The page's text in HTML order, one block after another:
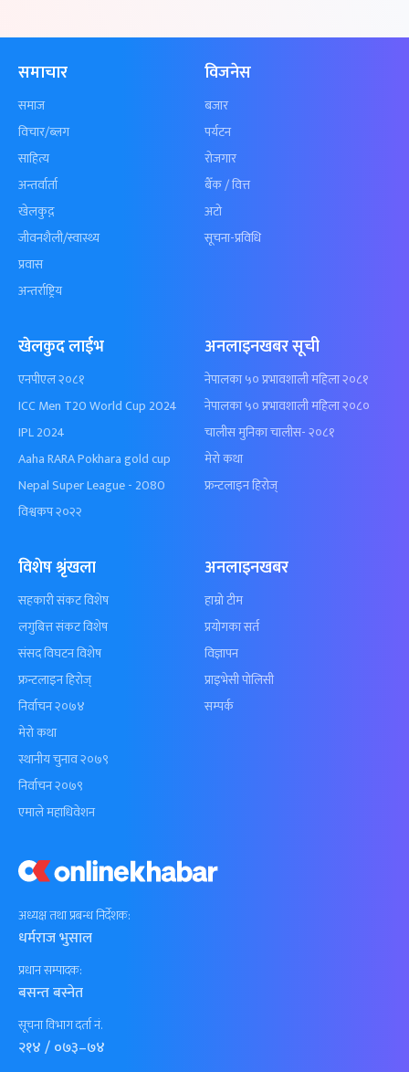
अध्यक्ष तथा प्रबन्ध निर्देशक:
धर्मराज भुसाल
प्रधान सम्पादक:
बसन्त बस्नेत
सूचना विभाग दर्ता नं.
२१४ / ०७३–७४
समाचार
समाज
विचार/ब्लग
साहित्य
अन्तर्वार्ता
खेलकुद़़
जीवनशैली/स्वास्थ्य
प्रवास
अन्तर्राष्ट्रिय
विजनेस
बजार
पर्यटन
रोजगार
बैँक / वित्त
अटो
सूचना-प्रविधि
खेलकुद लाईभ
एनपीएल २०८१
ICC Men T20 World Cup 2024
IPL 2024
Aaha RARA Pokhara gold cup
Nepal Super League - 2080
विश्वकप २०२२
अनलाइनखबर सूची
नेपालका ५० प्रभावशाली महिला २०८१
नेपालका ५० प्रभावशाली महिला २०८०
चालीस मुनिका चालीस- २०८१
मेरो कथा
फ्रन्टलाइन हिरोज्
विशेष श्रृंखला
सहकारी संकट विशेष
लगुबित्त संकट विशेष
संसद विघटन विशेष
फ्रन्टलाइन हिरोज्
निर्वाचन २०७४
मेरो कथा
स्थानीय चुनाव २०७९
निर्वाचन २०७९
एमाले महाधिवेशन
अनलाइनखबर
हाम्रो टीम
प्रयोगका सर्त
विज्ञापन
प्राइभेसी पोलिसी
सम्पर्क